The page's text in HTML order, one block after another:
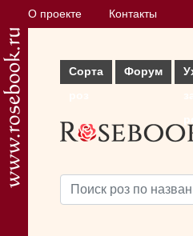
О проекте Контакты
Сорта
Форум